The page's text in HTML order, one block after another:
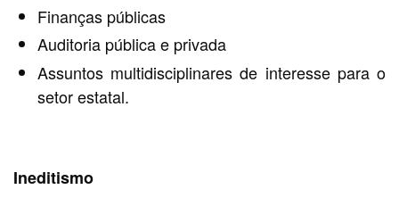
Finanças públicas
Auditoria pública e privada
Assuntos multidisciplinares de interesse para o
setor estatal.
Ineditismo